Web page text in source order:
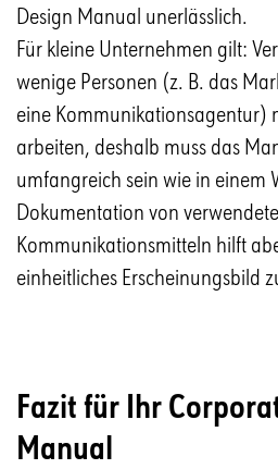
Design Manual unerlässlich.
Für kleine Unternehmen gilt:
wenige Personen (z. B. das
eine Kommunikationsagentur)
arbeiten, deshalb muss das
umfangreich sein wie in einem
Dokumentation von
Kommunikationsmitteln hilft
einheitliches Erscheinungsbild
Fazit für Ihr
Manual